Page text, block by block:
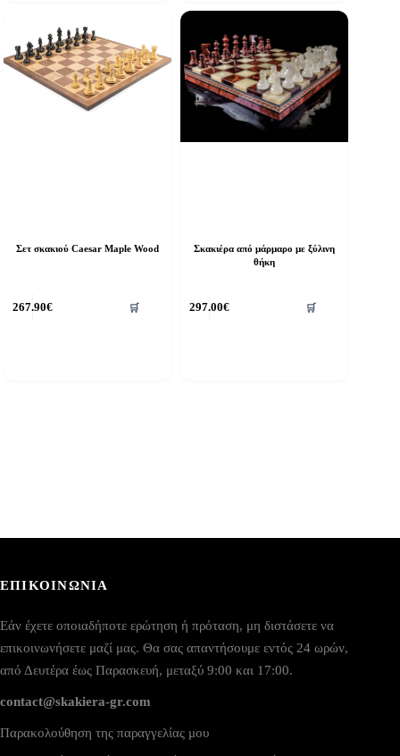
Σετ σκακιού Caesar Maple Wood
267.90€ 🛒
Σκακιέρα από μάρμαρο με ξύλινη
θήκη
297.00€ 🛒
ΕΠΙΚΟΙΝΩΝΙΑ
Εάν έχετε οποιαδήποτε ερώτηση ή πρόταση, μη διστάσετε να
επικοινωνήσετε μαζί μας. Θα σας απαντήσουμε εντός 24 ωρών,
από Δευτέρα έως Παρασκευή, μεταξύ 9:00 και 17:00.
contact@skakiera-gr.com
Παρακολούθηση της παραγγελίας μου